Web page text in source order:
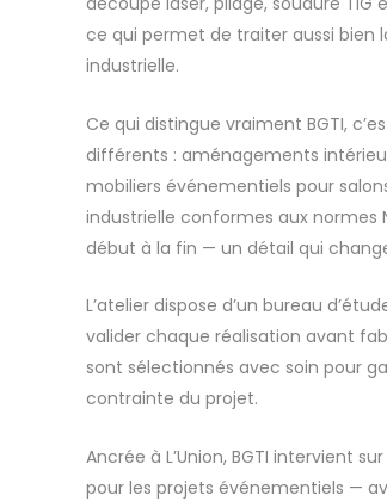
ce qui permet de traiter aussi bien
industrielle.
Ce qui distingue vraiment BGTI,
différents : aménagements
mobiliers événementiels pour
industrielle conformes aux normes
début à la fin — un détail qui
L’atelier dispose d’un bureau
valider chaque réalisation avant
sont sélectionnés avec soin pour
contrainte du projet.
Ancrée à L’Union, BGTI intervient
pour les projets événementiels —